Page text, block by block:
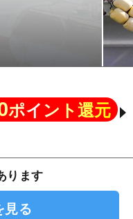
ポイント還元
ります
見る